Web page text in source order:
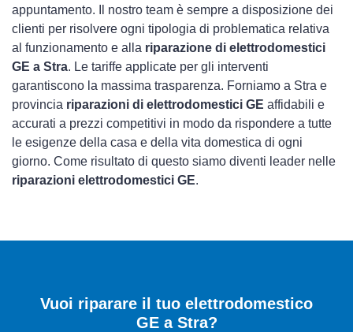
appuntamento. Il nostro team è sempre a disposizione dei
clienti per risolvere ogni tipologia di problematica relativa
al funzionamento e alla riparazione di elettrodomestici
GE a Stra. Le tariffe applicate per gli interventi
garantiscono la massima trasparenza. Forniamo a Stra e
provincia riparazioni di elettrodomestici GE affidabili e
accurati a prezzi competitivi in modo da rispondere a tutte
le esigenze della casa e della vita domestica di ogni
giorno. Come risultato di questo siamo diventi leader nelle
riparazioni elettrodomestici GE.
Vuoi riparare il tuo elettrodomestico
GE a Stra?